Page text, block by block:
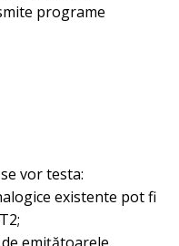
programe
vor testa:
existente pot fi